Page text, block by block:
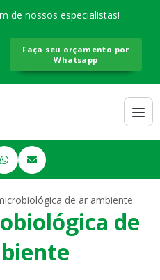
de nossos especialistas!
Faça seu orçamento por
Whatsapp
de ar ambiente
de